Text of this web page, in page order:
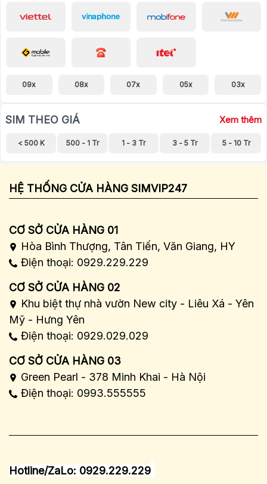
09x 08x 07x 05x 03x
SIM THEO GIÁ Xem thêm
< 500 K 500 - 1 Tr 1 - 3 Tr 3 - 5 Tr 5 - 10 Tr
HỆ THỐNG CỬA HÀNG SIMVIP247
CƠ SỞ CỬA HÀNG 01
Hòa Bình Thượng, Tân Tiến, Văn Giang, HY
Điện thoại: 0929.229.229
CƠ SỞ CỬA HÀNG 02
Khu biệt thự nhà vườn New city - Liêu Xá - Yên
Mỹ - Hưng Yên
Điện thoại: 0929.029.029
CƠ SỞ CỬA HÀNG 03
Green Pearl - 378 Minh Khai - Hà Nội
Điện thoại: 0993.555555
Hotline/ZaLo: 0929.229.229